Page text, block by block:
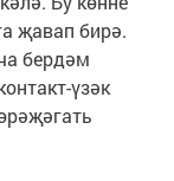
җавап бирә.
бердәм
үзәк